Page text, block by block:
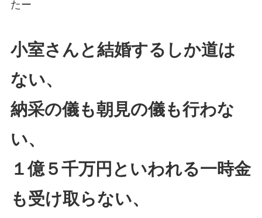
たー
小室さんと結婚するしか道は
ない、
納采の儀も朝見の儀も行わな
い、
１億５千万円といわれる一時金
も受け取らない、